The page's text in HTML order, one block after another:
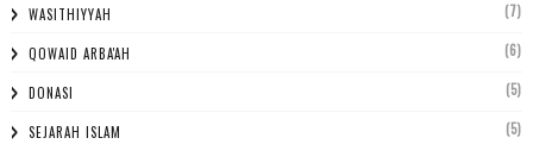
WASITHIYYAH (7)
QOWAID ARBA'AH (6)
DONASI (5)
SEJARAH ISLAM (5)